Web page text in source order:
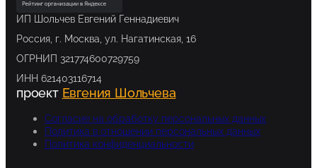
ИП Шольчев Евгений Геннадиевич
Россия, г. Москва, ул. Нагатинская, 16
ОГРНИП 321774600729759
ИНН 621403116714
проект Евгения Шольчева
Согласие на обработку персональных данных
Политика в отношении персональных данных
Политика конфиденциальности